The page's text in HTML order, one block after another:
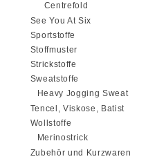
Centrefold
See You At Six
Sportstoffe
Stoffmuster
Strickstoffe
Sweatstoffe
Heavy Jogging Sweat
Tencel, Viskose, Batist
Wollstoffe
Merinostrick
Zubehör und Kurzwaren